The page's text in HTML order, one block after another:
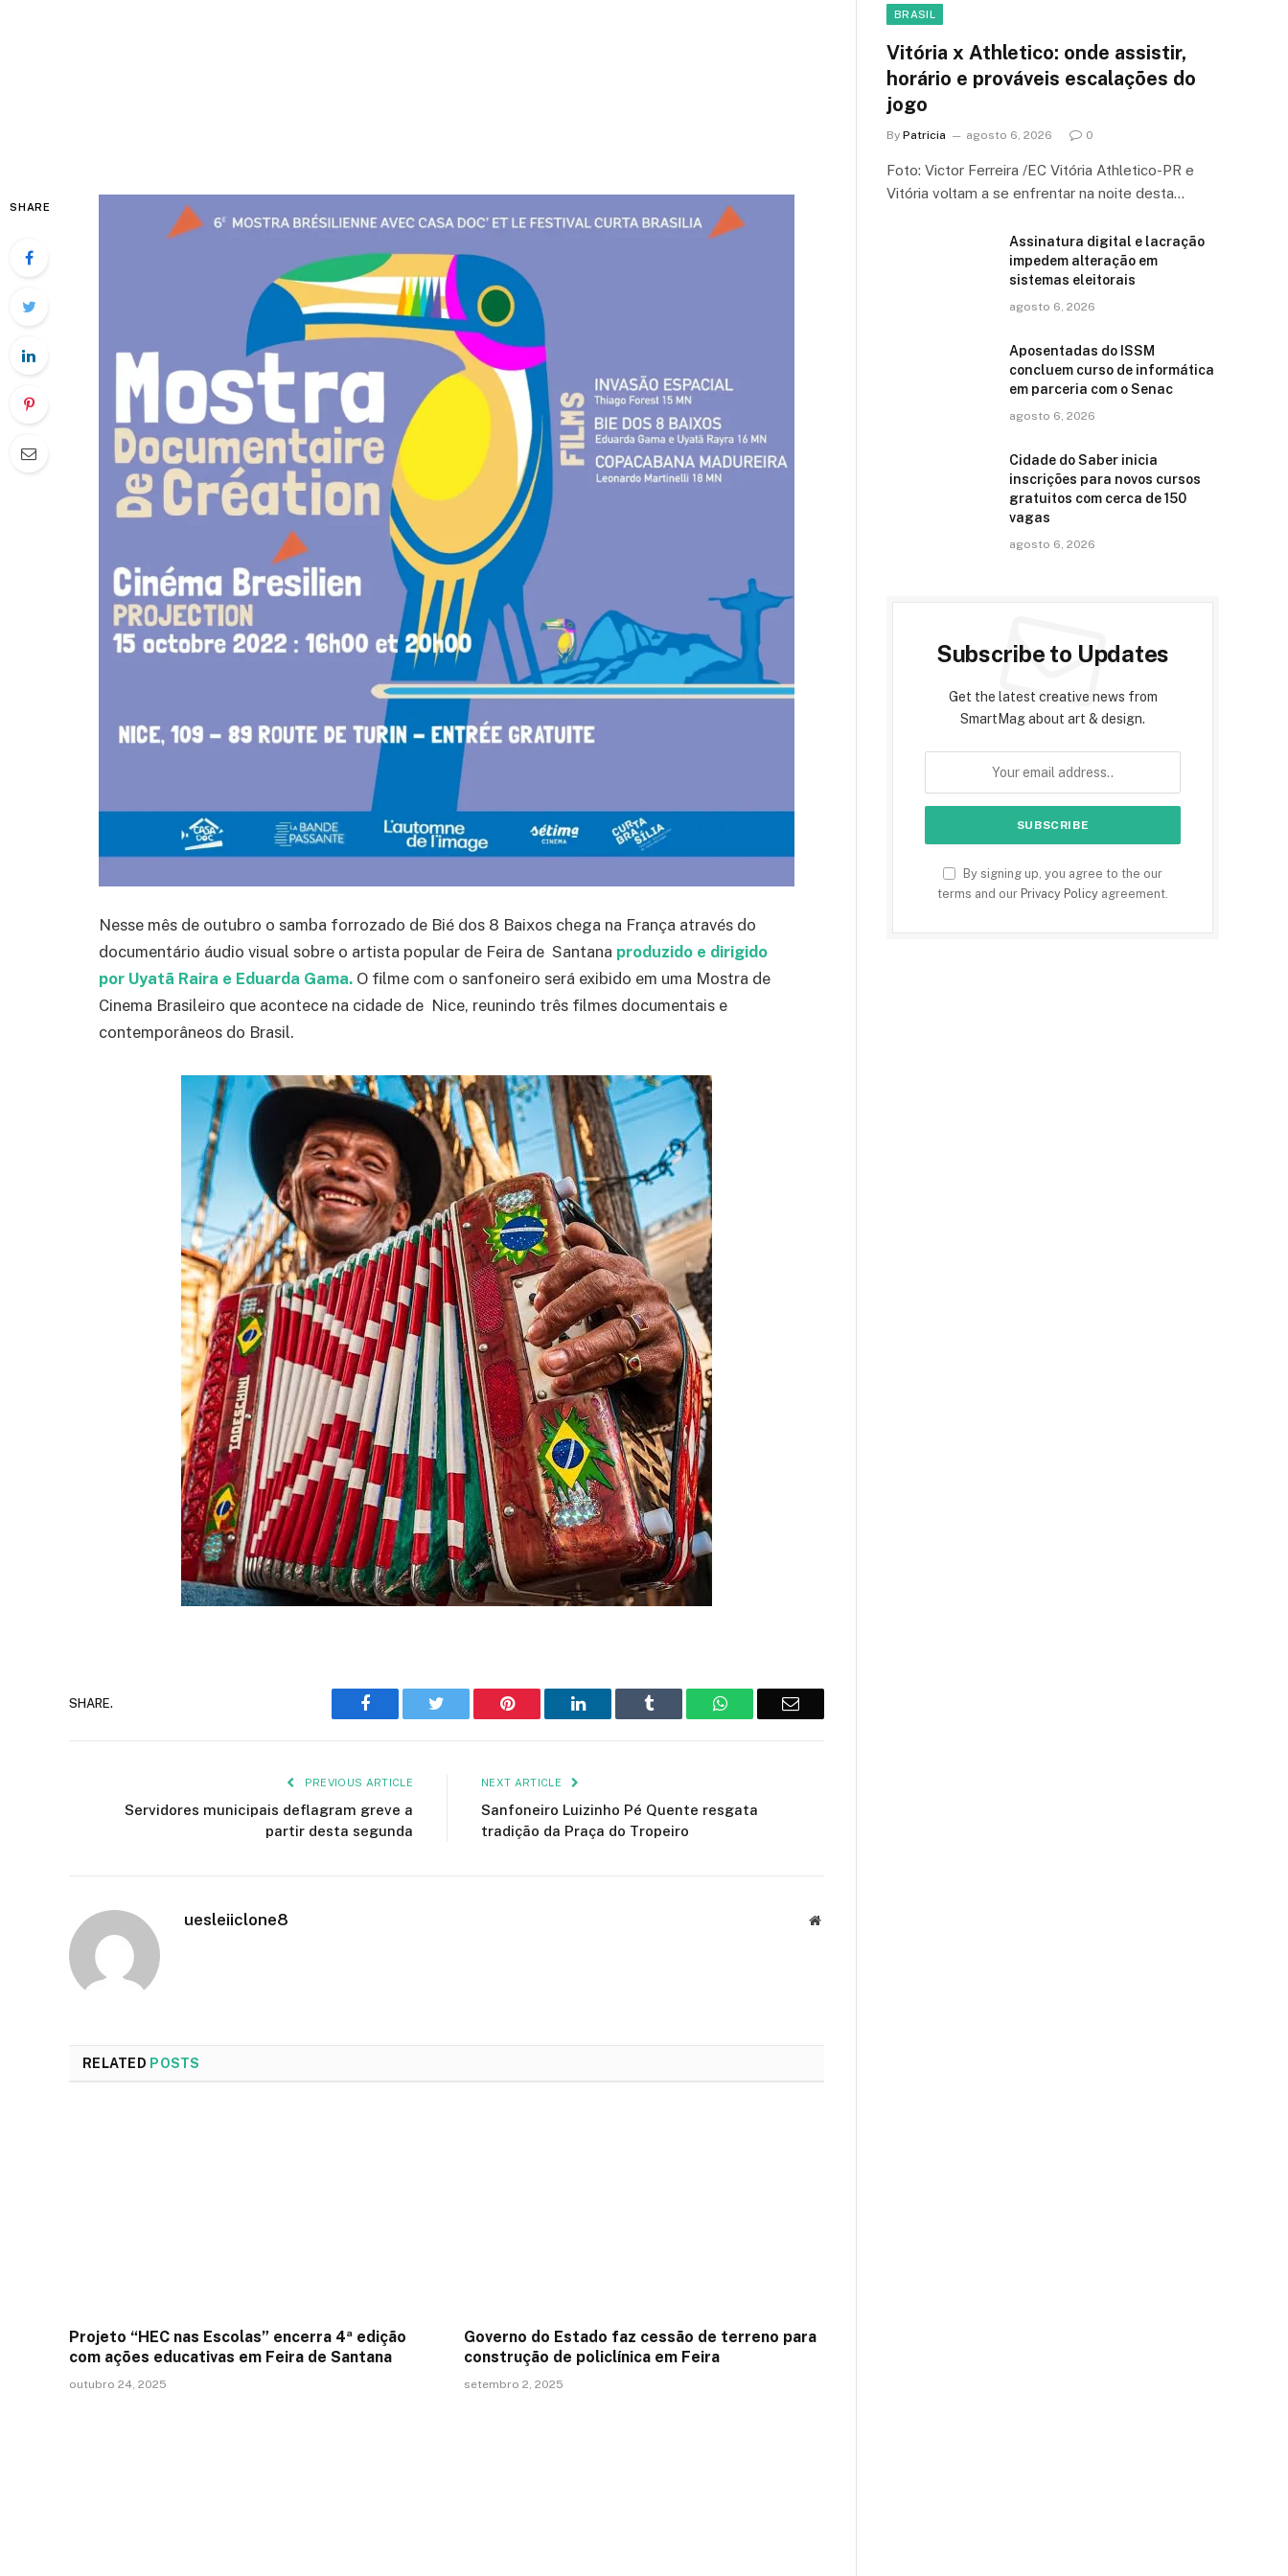
SHARE
Nesse mês de outubro o samba forrozado de Bié dos 8 Baixos chega na França através do
documentário áudio visual sobre o artista popular de Feira de Santana produzido e dirigido
por Uyatã Raira e Eduarda Gama. O filme com o sanfoneiro será exibido em uma Mostra de
Cinema Brasileiro que acontece na cidade de Nice, reunindo três filmes documentais e
contemporâneos do Brasil.
SHARE. Facebook Twitter Pinterest LinkedIn Tumblr WhatsAppEmail
PREVIOUS ARTICLE
Servidores municipais deflagram greve a
partir desta segunda
NEXT ARTICLE
Sanfoneiro Luizinho Pé Quente resgata
tradição da Praça do Tropeiro
uesleiiclone8 Website
RELATED POSTS
Projeto “HEC nas Escolas” encerra 4ª edição
com ações educativas em Feira de Santana
outubro 24, 2025
Governo do Estado faz cessão de terreno para
construção de policlínica em Feira
setembro 2, 2025
BRASIL
Vitória x Athletico: onde assistir,
horário e prováveis escalações do
jogo
By Patricia agosto 6, 2026 0
Foto: Victor Ferreira /EC Vitória Athletico-PR e
Vitória voltam a se enfrentar na noite desta…
Assinatura digital e lacração
impedem alteração em
sistemas eleitorais
agosto 6, 2026
Aposentadas do ISSM
concluem curso de informática
em parceria com o Senac
agosto 6, 2026
Cidade do Saber inicia
inscrições para novos cursos
gratuitos com cerca de 150
vagas
agosto 6, 2026
Subscribe to Updates
Get the latest creative news from
SmartMag about art & design.
By signing up, you agree to the our
terms and our Privacy Policy agreement.